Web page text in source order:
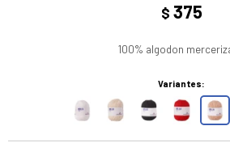
$ 375
100% algodon
Variantes: